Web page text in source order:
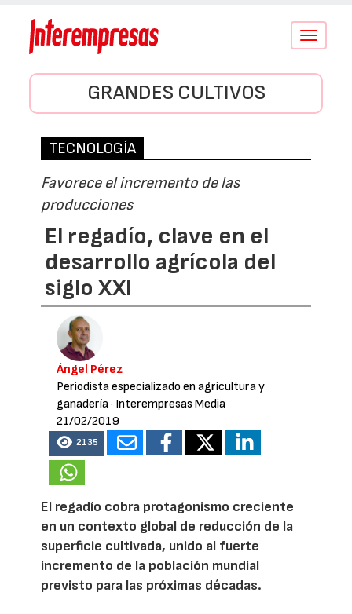
Conmutar
GRANDES CULTIVOS
TECNOLOGÍA
Favorece el incremento de las
producciones
El regadío, clave en el
desarrollo agrícola del
siglo XXI
Ángel Pérez
Periodista especializado en agricultura y
ganadería· Interempresas Media
21/02/2019
2135
El regadío cobra protagonismo creciente
en un contexto global de reducción de la
superficie cultivada, unido al fuerte
incremento de la población mundial
previsto para las próximas décadas.